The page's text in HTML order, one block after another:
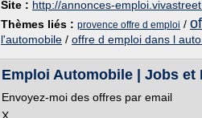
Site : http://annonces-
Thèmes liés : provence offre d emploi /
l'automobile / offre d emploi dans l
Emploi Automobile | Jobs et
Envoyez-moi des offres par email